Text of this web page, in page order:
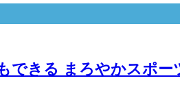
できる まろやかスポ